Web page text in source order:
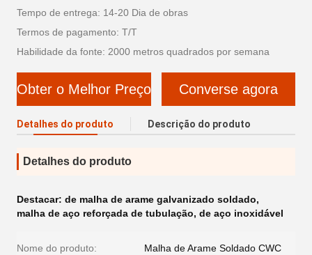
Tempo de entrega: 14-20 Dia de obras
Termos de pagamento: T/T
Habilidade da fonte: 2000 metros quadrados por semana
Obter o Melhor Preço Converse agora
Detalhes do produto Descrição do produto
Detalhes do produto
Destacar: de malha de arame galvanizado soldado,
malha de aço reforçada de tubulação, de aço inoxidável
Nome do produto: Malha de Arame Soldado CWC